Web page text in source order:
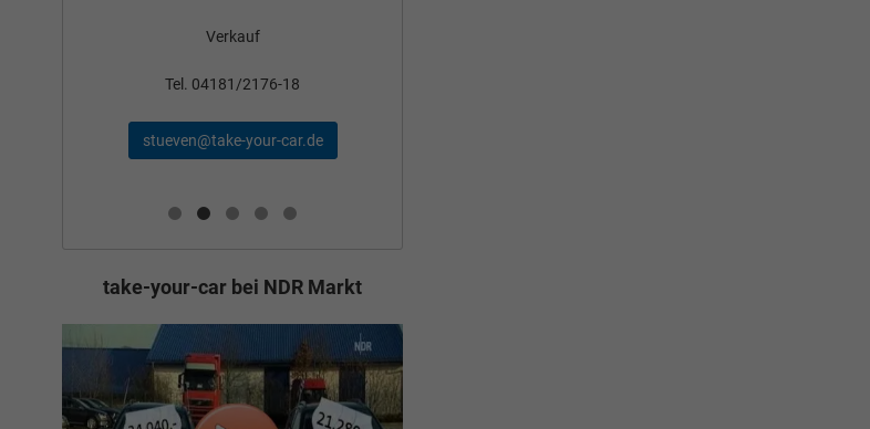
Verkauf
Tel. 04181/2176-18
stueven@take-your-car.de
take-your-car bei NDR Markt